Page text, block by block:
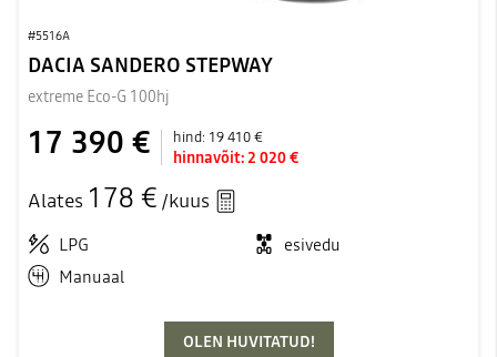
#5516A
DACIA SANDERO STEPWAY
extreme Eco-G 100hj
17 390 € hind: 19 410 €
hinnavõit:2 020 €
Alates 178 € /kuus
LPG
esivedu
Manuaal
OLEN HUVITATUD!